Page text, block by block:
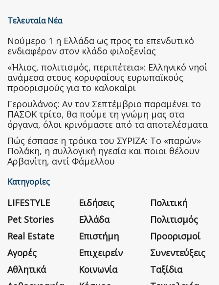
Τελευταία Νέα
Nούμερο 1 η Ελλάδα ως προς το επενδυτικό
ενδιαφέρον στον κλάδο φιλοξενίας
«Ήλιος, πολιτισμός, περιπέτεια»: Ελληνικό νησί
ανάμεσα στους κορυφαίους ευρωπαϊκούς
προορισμούς για το καλοκαίρι
Γερουλάνος: Αν τον Σεπτέμβριο παραμένει το
ΠΑΣΟΚ τρίτο, θα πούμε τη γνώμη μας στα
όργανα, όλοι κρινόμαστε από τα αποτελέσματα
Πώς έσπασε η τρόικα του ΣΥΡΙΖΑ: Το «παρών»
Πολάκη, η συλλογική ηγεσία και ποιοι θέλουν
Αρβανίτη, αντί Φάμελλου
Κατηγορίες
LIFESTYLE
Pet Stories
Real Estate
Αγορές
Αθλητικά
Ειδήσεις
Ελλάδα
Επιστήμη
Επιχειρείν
Κοινωνία
Πολιτική
Πολιτισμός
Προορισμοί
Συνεντεύξεις
Ταξίδια